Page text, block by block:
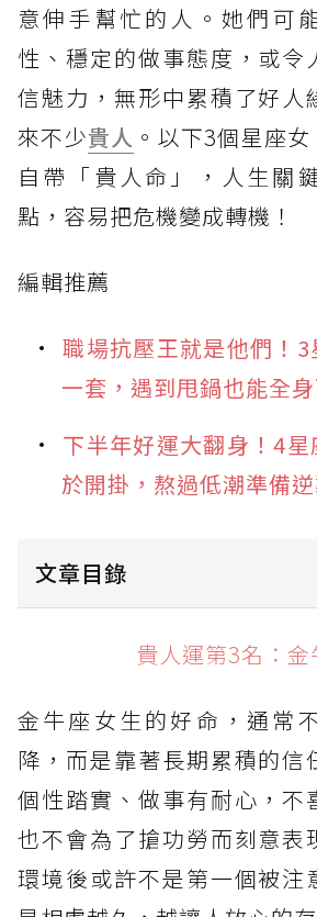
意伸手幫忙的人。她們可
性、穩定的做事態度，或令
信魅力，無形中累積了好人
來不少貴人 。以下3個星座
自帶「貴人命」，人生關
點，容易把危機變成轉機！
編輯推薦
職場抗壓王就是他們！
一套，遇到甩鍋也能全
下半年好運大翻身！4
於開掛，熬過低潮準備
文章目錄
貴人運第3名：金牛座
貴人運第1名：天秤座
貴人運第3名：金
金牛座女生的好命，通常
降，而是靠著長期累積的信
個性踏實、做事有耐心，不
也不會為了搶功勞而刻意表
環境後或許不是第一個被注